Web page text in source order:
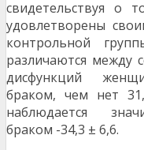
свидетельствуя о
удовлетворены
контрольной
различаются между
дисфункций
браком, чем нет
наблюдается
браком -34,3 ± 6,6.